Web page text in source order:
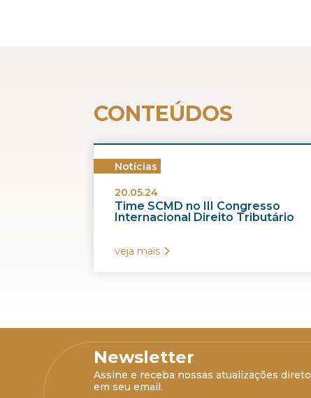
CONTEÚDOS
Notícias
20.05.24
Time SCMD no III Congresso
Internacional Direito Tributário
veja mais
Newsletter
Assine e receba nossas atualizações direto
em seu email.